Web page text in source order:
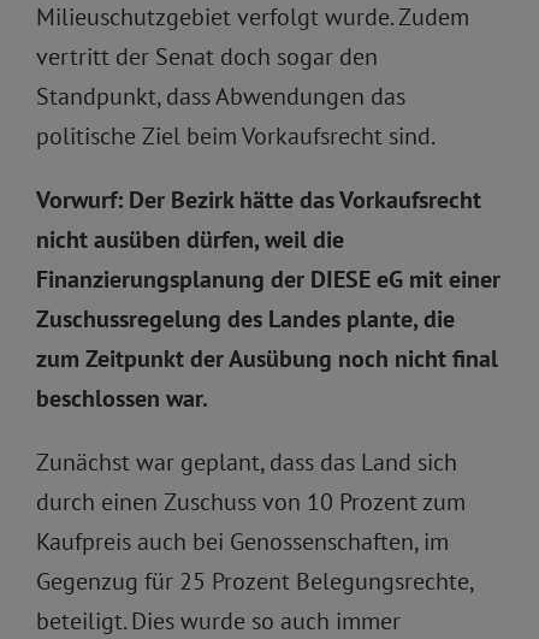
Milieuschutzgebiet verfolgt wurde. Zudem
vertritt der Senat doch sogar den
Standpunkt, dass Abwendungen das
politische Ziel beim Vorkaufsrecht sind.
Vorwurf: Der Bezirk hätte das Vorkaufsrecht
nicht ausüben dürfen, weil die
Finanzierungsplanung der DIESE eG mit einer
Zuschussregelung des Landes plante, die
zum Zeitpunkt der Ausübung noch nicht final
beschlossen war.
Zunächst war geplant, dass das Land sich
durch einen Zuschuss von 10 Prozent zum
Kaufpreis auch bei Genossenschaften, im
Gegenzug für 25 Prozent Belegungsrechte,
beteiligt. Dies wurde so auch immer